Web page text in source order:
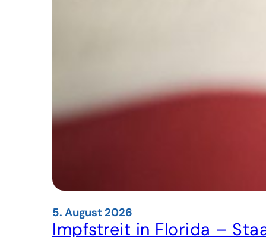
5. August 2026
Impfstreit in Florida –